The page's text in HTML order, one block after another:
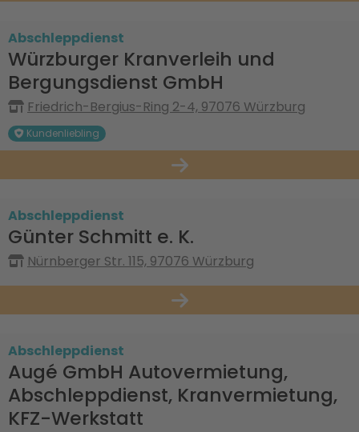
Abschleppdienst
Würzburger Kranverleih und
Bergungsdienst GmbH
Friedrich-Bergius-Ring 2-4, 97076 Würzburg
Kundenliebling
Abschleppdienst
Günter Schmitt e. K.
Nürnberger Str. 115, 97076 Würzburg
Abschleppdienst
Augé GmbH Autovermietung,
Abschleppdienst, Kranvermietung,
KFZ-Werkstatt